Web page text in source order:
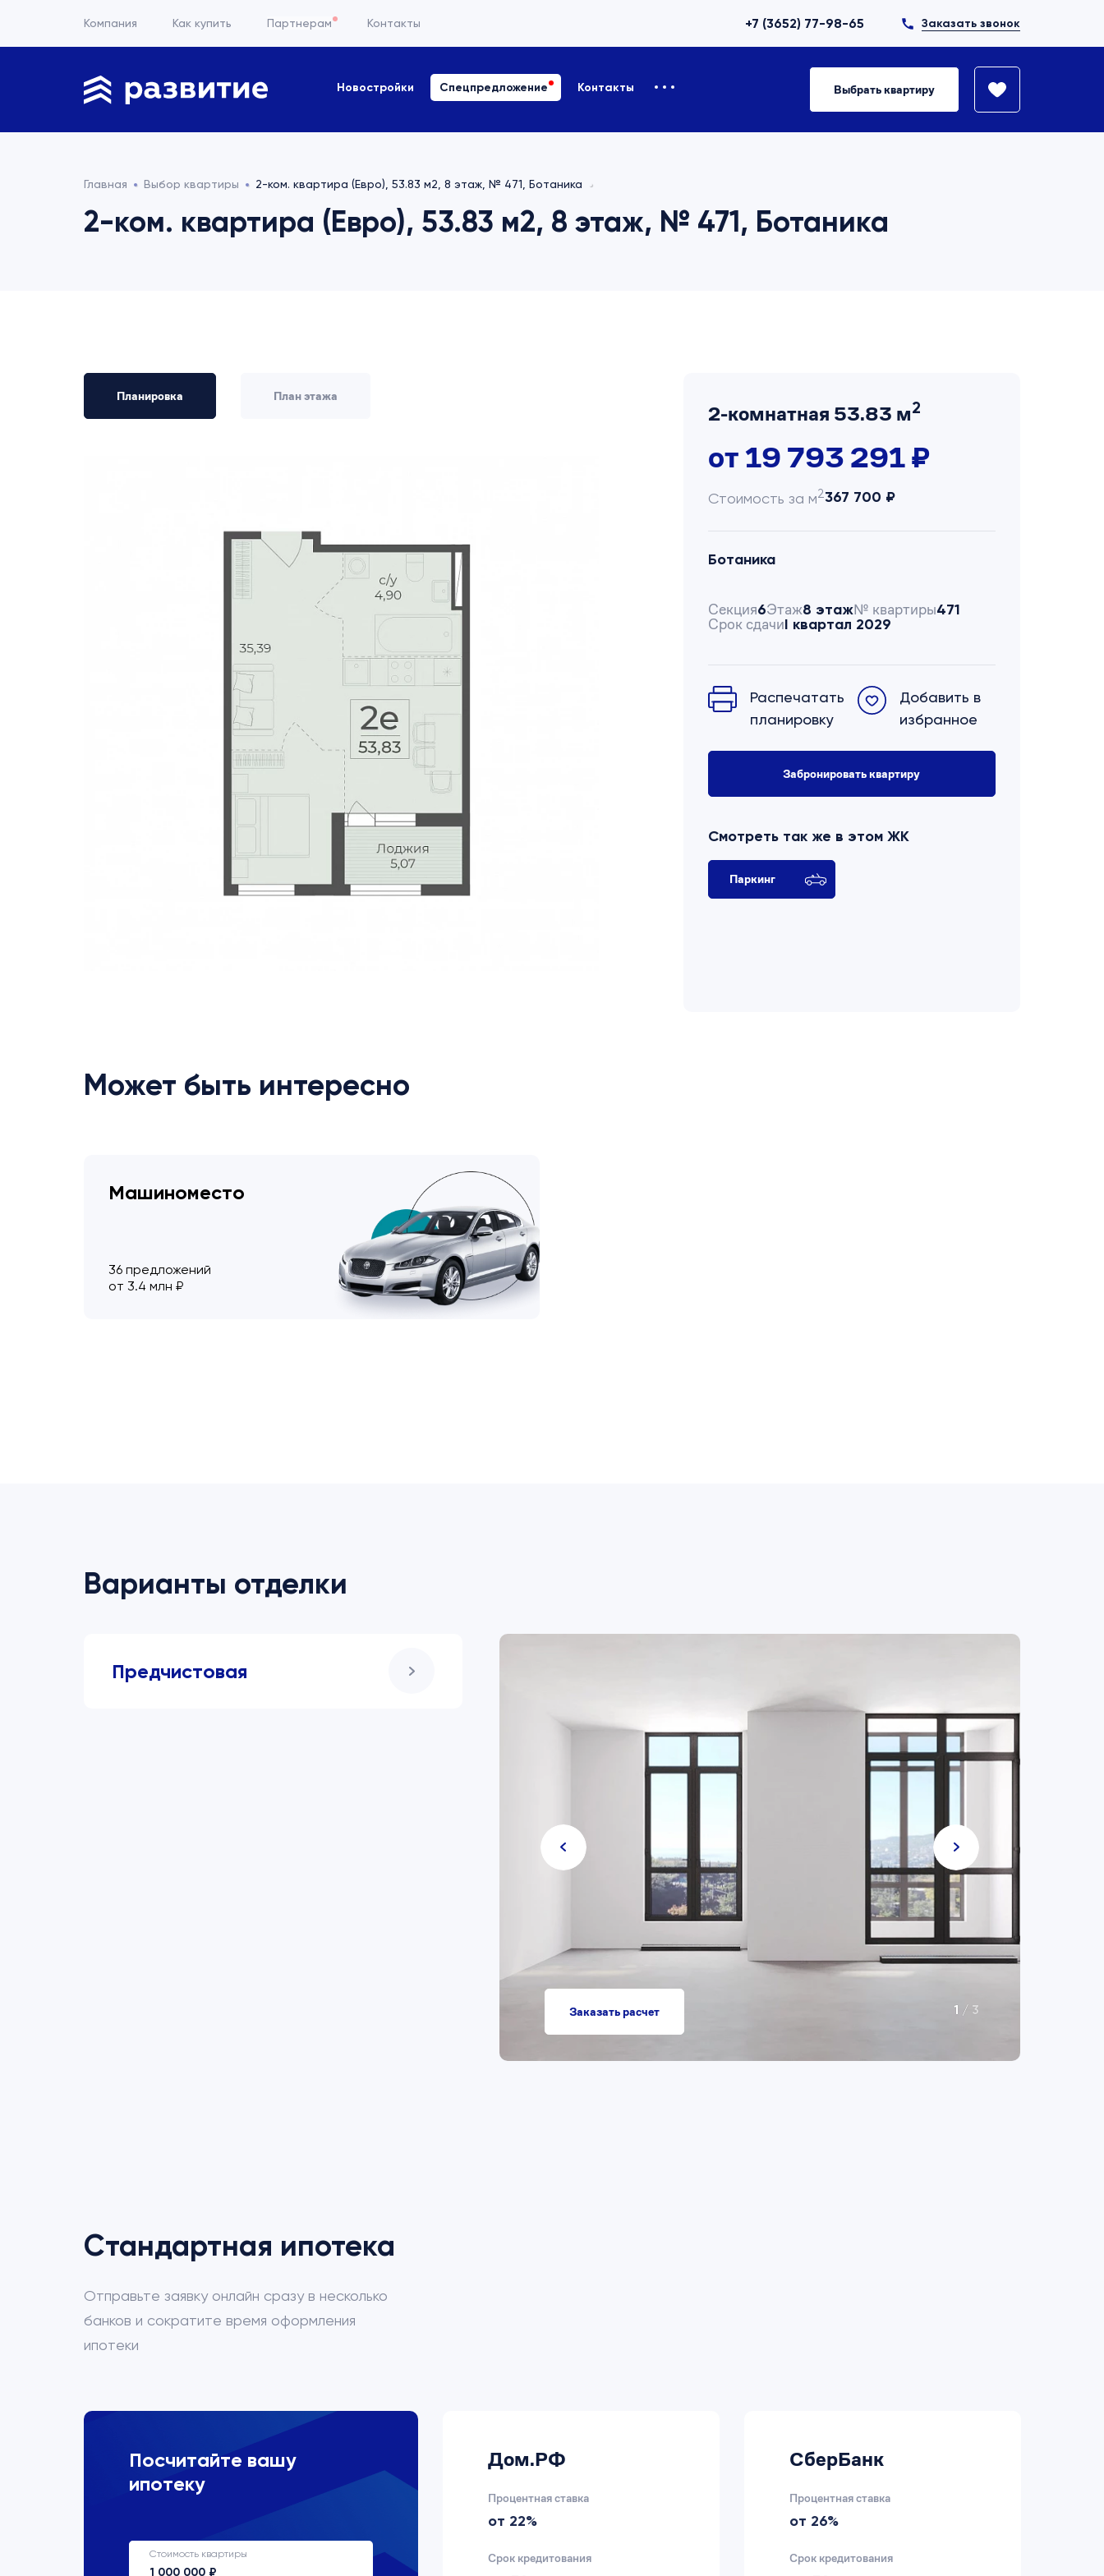
Компания Как купить Партнерам Контакты +7 (3652) 77-98-65 Заказать звонок
Новостройки Спецпредложение Контакты Выбрать квартиру
Главная Выбор квартиры 2-ком. квартира (Евро), 53.83 м2, 8 этаж, № 471, Ботаника
2-ком. квартира (Евро), 53.83 м2, 8 этаж, № 471, Ботаника
Планировка План этажа
2-комнатная 53.83 м2
от 19 793 291 ₽
Стоимость за м2367 700 ₽
Ботаника
Секция6Этаж8 этаж№ квартиры471
Срок сдачиI квартал 2029
Распечатать
планировку
Добавить в
избранное
Забронировать квартиру
Смотреть так же в этом ЖК
Паркинг
Может быть интересно
Машиноместо
36 предложений
от 3.4 млн ₽
Варианты отделки
Предчистовая
1 / 3
Заказать расчет
Стандартная ипотека
Отправьте заявку онлайн сразу в несколько
банков и сократите время оформления
ипотеки
Посчитайте вашу
ипотеку
Стоимость квартиры
ВТБ
Процентная ставка
Срок кредитования
Дом.РФ
Процентная ставка
от 22%
Срок кредитования
СберБанк
Процентная ставка
от 26%
Срок кредитования